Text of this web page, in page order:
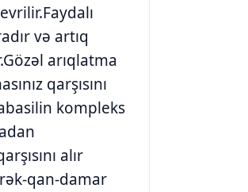
və artıq
arıqlatma
qarşısını
kompleks
alır
qan-damar